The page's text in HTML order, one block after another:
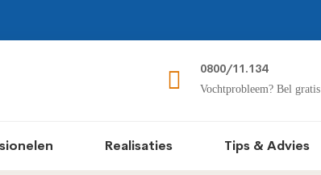
0800/11.134
Vochtprobleem? Bel gratis
Realisaties Tips & Advies